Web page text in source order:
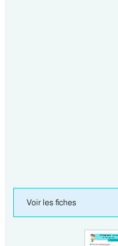
Voir les fiches